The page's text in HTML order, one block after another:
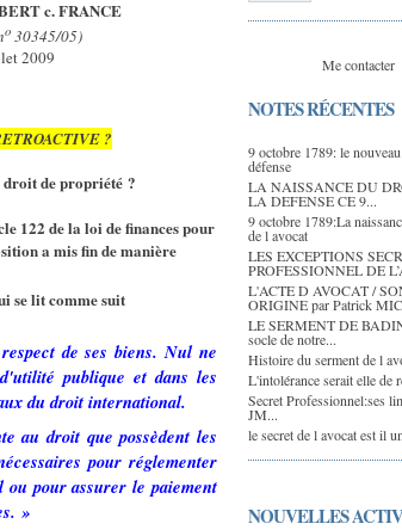
Me contacter
NOTES RÉCENTES
9 octobre 1789: le
défense
LA NAISSANCE DU
LA DEFENSE CE 9...
9 octobre 1789:La
de l avocat
LES EXCEPTIONS
PROFESSIONNEL DE
L'ACTE D AVOCAT /
ORIGINE par Patrick
LE SERMENT DE
socle de notre...
Histoire du serment de l
L'intolérance serait elle de
Secret Professionnel:ses
JM...
le secret de l avocat est il
NOUVELLES
c. FRANCE
o30345/05)
2009
?
droit de propriété ?
122 de la loi de finances pour
a mis fin de manière
se lit comme suit
de ses biens. Nul ne
publique et dans les
du droit international.
au droit que possèdent les
pour réglementer
pour assurer le paiement
»